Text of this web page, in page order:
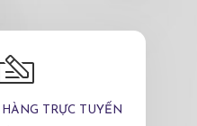
TRỰC TUYẾN